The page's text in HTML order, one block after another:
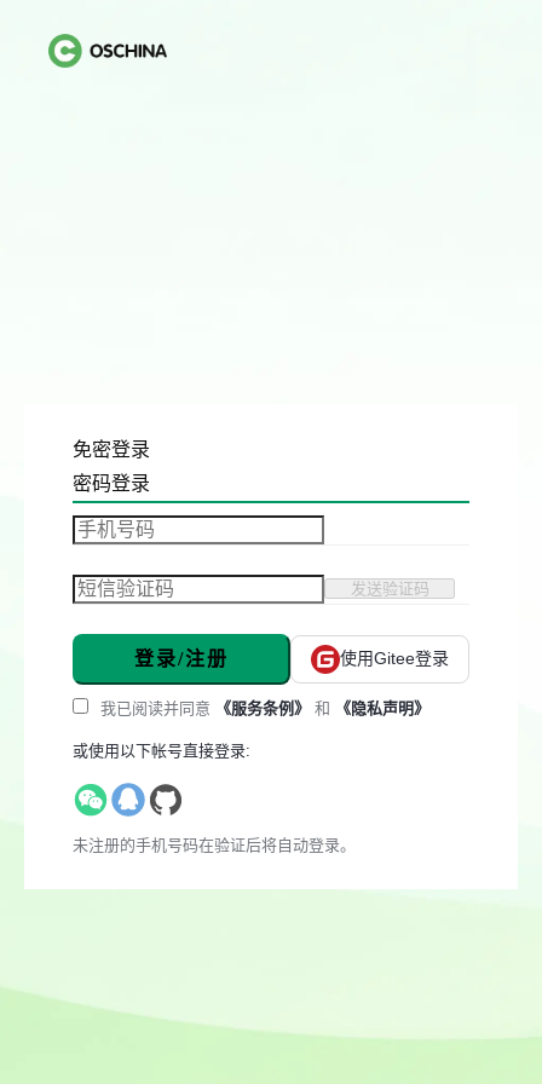
免密登录
密码登录
发送验证码
登录/注册 使用Gitee登录
我已阅读并同意 《服务条例》 和 《隐私声明》
或使用以下帐号直接登录:
未注册的手机号码在验证后将自动登录。